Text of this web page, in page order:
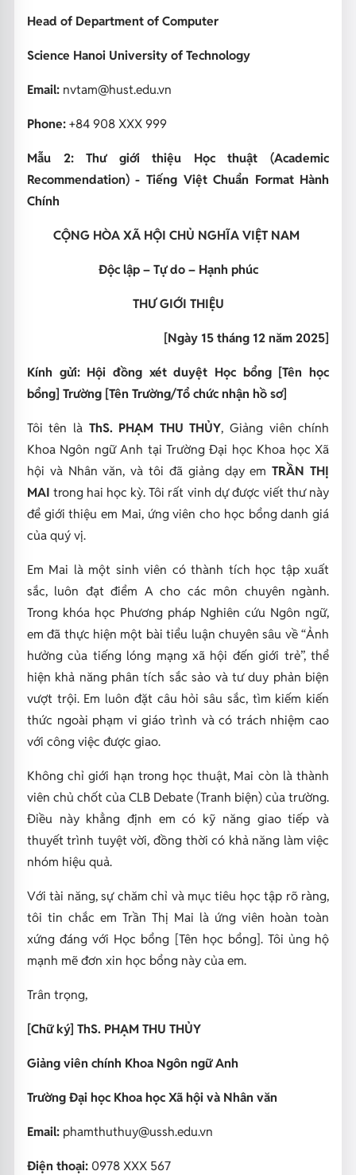
Head of Department of Computer
Science Hanoi University of Technology
Email:nvtam@hust.edu.vn
Phone:+84 908 XXX 999
Mẫu 2: Thư giới thiệu Học thuật (Academic
Recommendation) - Tiếng Việt Chuẩn Format Hành
Chính
CỘNG HÒA XÃ HỘI CHỦ NGHĨA VIỆT NAM
Độc lập – Tự do – Hạnh phúc
THƯ GIỚI THIỆU
[Ngày 15 tháng 12 năm 2025]
Kính gửi: Hội đồng xét duyệt Học bổng [Tên học
bổng] Trường [Tên Trường/Tổ chức nhận hồ sơ]
Tôi tên là ThS. PHẠM THU THỦY, Giảng viên chính
Khoa Ngôn ngữ Anh tại Trường Đại học Khoa học Xã
hội và Nhân văn, và tôi đã giảng dạy emTRẦN THỊ
MAI trong hai học kỳ. Tôi rất vinh dự được viết thư này
để giới thiệu em Mai, ứng viên cho học bổng danh giá
của quý vị.
Em Mai là một sinh viên có thành tích học tập xuất
sắc, luôn đạt điểm A cho các môn chuyên ngành.
Trong khóa học Phương pháp Nghiên cứu Ngôn ngữ,
em đã thực hiện một bài tiểu luận chuyên sâu về “Ảnh
hưởng của tiếng lóng mạng xã hội đến giới trẻ”, thể
hiện khả năng phân tích sắc sảo và tư duy phản biện
vượt trội. Em luôn đặt câu hỏi sâu sắc, tìm kiếm kiến
thức ngoài phạm vi giáo trình và có trách nhiệm cao
với công việc được giao.
Không chỉ giới hạn trong học thuật, Mai còn là thành
viên chủ chốt của CLB Debate (Tranh biện) của trường.
Điều này khẳng định em có kỹ năng giao tiếp và
thuyết trình tuyệt vời, đồng thời có khả năng làm việc
nhóm hiệu quả.
Với tài năng, sự chăm chỉ và mục tiêu học tập rõ ràng,
tôi tin chắc em Trần Thị Mai là ứng viên hoàn toàn
xứng đáng với Học bổng [Tên học bổng]. Tôi ủng hộ
mạnh mẽ đơn xin học bổng này của em.
Trân trọng,
[Chữ ký] ThS. PHẠM THU THỦY
Giảng viên chính Khoa Ngôn ngữ Anh
Trường Đại học Khoa học Xã hội và Nhân văn
Email:phamthuthuy@ussh.edu.vn
Điện thoại:0978 XXX 567